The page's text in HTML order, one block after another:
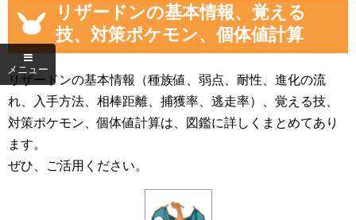
リザードンの基本情報、覚える
技、対策ポケモン、個体値計算
リザードンの基本情報（種族値、弱点、耐性、進化の流
れ、入手方法、相棒距離、捕獲率、逃走率）、覚える技、
対策ポケモン、個体値計算は、図鑑に詳しくまとめてあり
ます。
ぜひ、ご活用ください。